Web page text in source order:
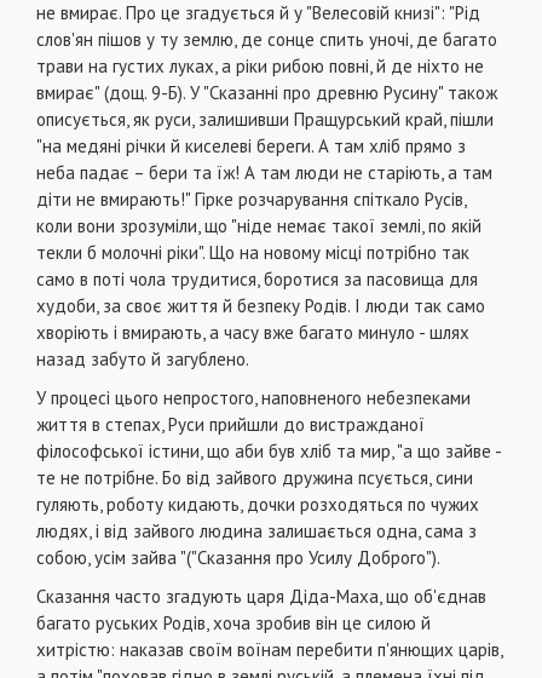
не вмирає. Про це згадується й у "Велесовій книзі": "Рід
слов'ян пішов у ту землю, де сонце спить уночі, де багато
трави на густих луках, а ріки рибою повні, й де ніхто не
вмирає" (дощ. 9-Б). У "Сказанні про древню Русину" також
описується, як руси, залишивши Пращурський край, пішли
"на медяні річки й киселеві береги. А там хліб прямо з
неба падає – бери та їж! А там люди не старіють, а там
діти не вмирають!" Гірке розчарування спіткало Русів,
коли вони зрозуміли, що "ніде немає такої землі, по якій
текли б молочні ріки". Що на новому місці потрібно так
само в поті чола трудитися, боротися за пасовища для
худоби, за своє життя й безпеку Родів. І люди так само
хворіють і вмирають, а часу вже багато минуло - шлях
назад забуто й загублено.
У процесі цього непростого, наповненого небезпеками
життя в степах, Руси прийшли до вистражданої
філософської істини, що аби був хліб та мир, "а що зайве -
те не потрібне. Бо від зайвого дружина псується, сини
гуляють, роботу кидають, дочки розходяться по чужих
людях, і від зайвого людина залишається одна, сама з
собою, усім зайва "("Сказання про Усилу Доброго").
Сказання часто згадують царя Діда-Маха, що об'єднав
багато руських Родів, хоча зробив він це силою й
хитрістю: наказав своїм воїнам перебити п'янющих царів,